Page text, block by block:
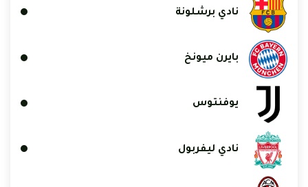
نادي برشلونة
بايرن ميونخ
يوفنتوس
نادي ليفربول